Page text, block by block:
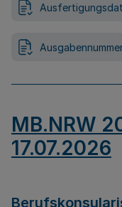
MB.NRW
17.07.2026